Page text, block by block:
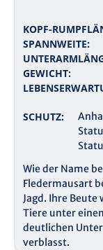
KOPF-
SPANNWEITE:
GEWICHT:
SCHUTZ:
Wie der Name
Fledermausart
Jagd. Ihre
Tiere unter
deutlichen
verblasst.